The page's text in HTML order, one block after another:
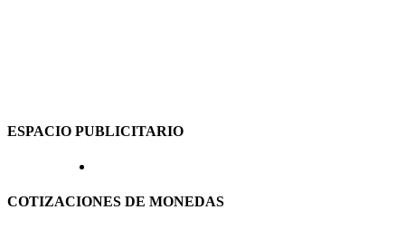
ESPACIO PUBLICITARIO
COTIZACIONES DE MONEDAS